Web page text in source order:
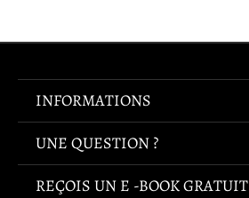
INFORMATIONS
UNE QUESTION ?
REÇOIS UN E -BOOK GRATUIT